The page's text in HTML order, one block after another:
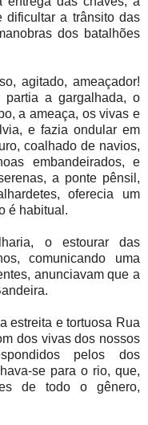
dificultar a trânsito das
dos batalhões
agitado, ameaçador!
partia a gargalhada, o
a ameaça, os vivas e
e fazia ondular em
coalhado de navios,
embandeirados, e
a ponte pênsil,
oferecia um
é habitual.
o estourar das
comunicando uma
anunciavam que a
estreita e tortuosa Rua
dos vivas dos nossos
pelos dos
se para o rio, que,
de todo o gênero,